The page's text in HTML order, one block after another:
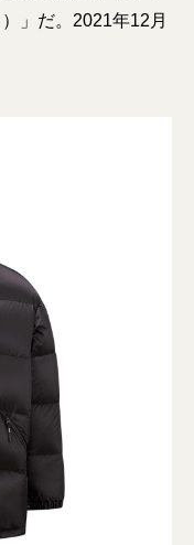
）」だ。2021年12月